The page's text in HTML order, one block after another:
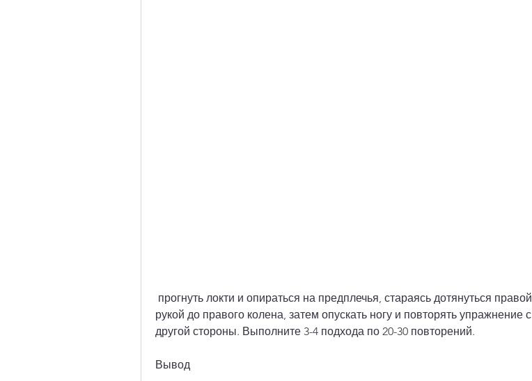
рукой до правого колена, затем опускать ногу и повторять упражнение с
другой стороны. Выполните 3-4 подхода по 20-30 повторений.
Вывод